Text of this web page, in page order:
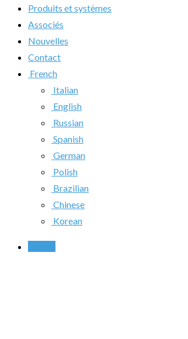
Produits et systèmes
Associés
Nouvelles
Contact
French
Italian
English
Russian
Spanish
German
Polish
Brazilian
Chinese
Korean